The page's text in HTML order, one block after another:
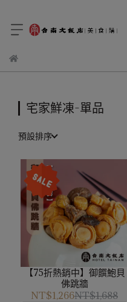
宅家鮮凍-單品
預設排序
【75折熱銷中】御饌鮑貝
佛跳牆
NT$1,266NT$1,688